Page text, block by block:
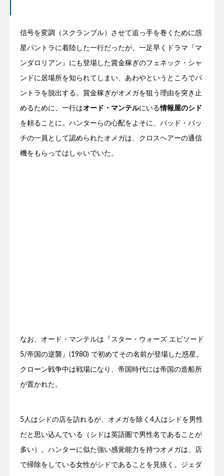
信号を変調（スクランブル）させて追っ手を巻くために惑
星パントラに着陸した一行だったが、一足早くドラマ『マ
ンダロリアン』にも登場した賞金稼ぎのフェネック・シャ
ンドに居場所を知られてしまい、あわやというところでパ
ントラを脱出する。賞金稼ぎがオメガを狙う理由を突き止
めるために、一行はオード・マンテルにいる情報屋のシド
を頼ることに。ハンターらの心配をよそに、バッド・バッ
チの一員として認められたオメガは、クロスヘアーの通信
機をもらってはしゃいでいた。
なお、オード・マンテルは『スター・ウォーズ エピソード
5/帝国の逆襲』(1980) で初めてその名前が登場した惑星。
クローン戦争中は戦場になり、帝国時代には帝国の造船所
が置かれた。
5人はシドの店を訪れるが、オメガを除く4人はシドを男性
だと思い込んでいる（シドは英語圏で男性名であることが
多い）。ハンターに似た強い感覚能力を持つオメガは、店
で掃除をしている女性がシドであることを見抜く。ジェダ